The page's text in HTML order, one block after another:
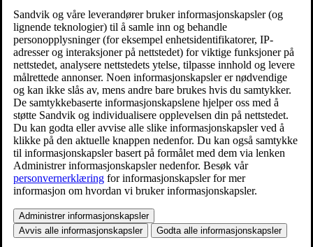
Sandvik og våre leverandører bruker informasjonskapsler (og
lignende teknologier) til å samle inn og behandle
personopplysninger (for eksempel enhetsidentifikatorer, IP-
adresser og interaksjoner på nettstedet) for viktige funksjoner på
nettstedet, analysere nettstedets ytelse, tilpasse innhold og levere
målrettede annonser. Noen informasjonskapsler er nødvendige
og kan ikke slås av, mens andre bare brukes hvis du samtykker.
De samtykkebaserte informasjonskapslene hjelper oss med å
støtte Sandvik og individualisere opplevelsen din på nettstedet.
Du kan godta eller avvise alle slike informasjonskapsler ved å
klikke på den aktuelle knappen nedenfor. Du kan også samtykke
til informasjonskapsler basert på formålet med dem via lenken
Administrer informasjonskapsler nedenfor. Besøk vår
personvernerklæring for informasjonskapsler for mer
informasjon om hvordan vi bruker informasjonskapsler.
Administrer informasjonskapsler
Avvis alle informasjonskapsler
Godta alle informasjonskapsler